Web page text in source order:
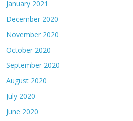
January 2021
December 2020
November 2020
October 2020
September 2020
August 2020
July 2020
June 2020